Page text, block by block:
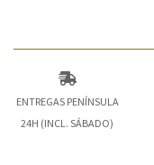
ENTREGAS PENÍNSULA
24H (INCL. SÁBADO)